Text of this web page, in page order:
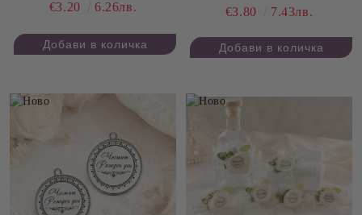
€3.20 6.26лв.
Честит Рожден Ден - 4,20
€3.80 7.43лв.